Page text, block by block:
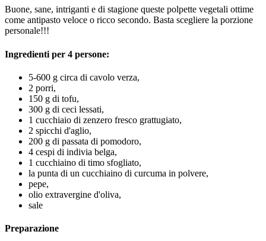
Buone, sane, intriganti e di stagione queste polpette vegetali ottime
come antipasto veloce o ricco secondo. Basta scegliere la porzione
personale!!!
Ingredienti per 4 persone:
5-600 g circa di cavolo verza,
2 porri,
150 g di tofu,
300 g di ceci lessati,
1 cucchiaio di zenzero fresco grattugiato,
2 spicchi d'aglio,
200 g di passata di pomodoro,
4 cespi di indivia belga,
1 cucchiaino di timo sfogliato,
la punta di un cucchiaino di curcuma in polvere,
pepe,
olio extravergine d'oliva,
sale
Preparazione